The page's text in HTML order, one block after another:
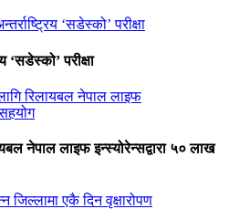
‘सडेस्को’ परीक्षा
नेपाल लाइफ इन्स्योरेन्सद्वारा ५० लाख